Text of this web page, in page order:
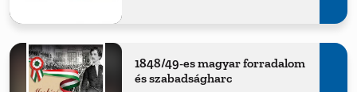
1848/49-es magyar forradalom
és szabadságharc